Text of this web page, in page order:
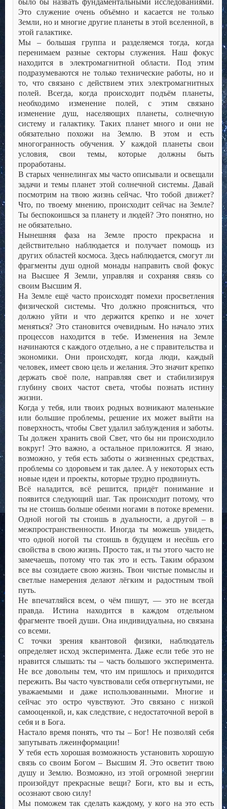
было бы назвать фундаментальными исследованиями.
Это служение очень объёмно и касается не только
Земли, но и многие другие планеты в этой вселенной, в
этой галактике.
Мы – большая группа и разделяемся тогда, когда
перенимаем разные секторы служения. Наш фокус
находится в электромагнитной области. Под этим
подразумеваются не только технические работы, но и
то, что связано с действием этих электромагнитных
полей. Всегда, когда происходит подъём планеты,
необходимо изменение полей, с этим связано
изменение душ, населяющих планеты, солнечную
систему и галактику. Таких планет много и они не
обязательно похожи на Землю. В этом и есть
многогранность обучения. У каждой планеты свои
условия, свои темы, которые должны быть
проработаны.
В старых ченнелингах мы часто описывали и освещали
задачи и темы планет этой солнечной системы. Давай
посмотрим на твою жизнь сейчас. Что тобой движет?
Что, по твоему мнению, происходит сейчас на Земле?
Ты беспокоишься за планету и людей? Это понятно, но
не обязательно.
Нынешняя фаза на Земле просто прекрасна и
действительно наблюдается и получает помощь из
других областей космоса. Здесь наблюдается, смогут ли
фрагменты душ одной монады направить свой фокус
на Высшее Я Земли, управляя и сохраняя связь со
своим Высшим Я.
На Земле ещё часто происходят помехи просветления
физической системы. Что должно проясниться, что
должно уйти и что держится крепко и не хочет
меняться? Это становится очевидным. Но начало этих
процессов находится в тебе. Изменения на Земле
начинаются с каждого отдельно, а не с правительства и
экономики. Они происходят, когда люди, каждый
человек, имеет свою цель и желания. Это значит крепко
держать своё поле, направляя свет и стабилизируя
глубину своих частот света, чтобы познать истину
жизни.
Когда у тебя, или твоих родных возникают маленькие
или большие проблемы, решение их может выйти на
поверхность, чтобы Свет удалил заблуждения и заботы.
Ты должен хранить свой Свет, что бы ни происходило
вокруг! Это важно, а остальное приложится. Я знаю,
возможно, у тебя есть заботы о жизненных средствах,
проблемы со здоровьем и так далее. А у некоторых есть
новые идеи и проекты, которые трудно продвинуть.
Всё наладится, всё решится, придёт понимание и
появится следующий шаг. Так происходит потому, что
ты не стоишь больше обеими ногами в потоке времени.
Одной ногой ты стоишь в дуальности, а другой – в
межпространственности. Иногда ты можешь увидеть,
что одной ногой ты стоишь в будущем и несёшь его
свойства в свою жизнь. Просто так, и ты этого часто не
замечаешь, потому что так это и есть. Таким образом
все вы созидаете свою жизнь. Твои чистые помыслы и
светлые намерения делают лёгким и радостным твой
путь.
Не впечатляйся всем, о чём пишут, — это не всегда
правда. Истина находится в каждом отдельном
фрагменте твоей души. Она индивидуальна, но связана
со всеми.
С точки зрения квантовой физики, наблюдатель
определяет исход эксперимента. Даже если тебе это не
нравится слышать: ты – часть большого эксперимента.
Не все довольны тем, что им пришлось и приходится
пережить. Вы часто чувствовали себя отвергнутыми, не
уважаемыми и даже использованными. Многие и
сейчас это остро чувствуют. Это связано с низкой
самооценкой, и, как следствие, с недостаточной верой в
себя и в Бога.
Настало время понять, что ты – Бог! Не позволяй себя
запутывать лжеинформации!
У тебя есть хорошая возможность установить хорошую
связь со своим Богом – Высшим Я. Это осветит твою
душу и Землю. Возможно, из этой огромной энергии
произойдут прекрасные вещи? Боги, кто вы и есть,
осознают свою силу!
Мы поможем так сделать каждому, у кого на это есть